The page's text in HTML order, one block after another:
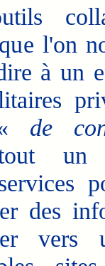
l'on
à un
de
un
des
vers